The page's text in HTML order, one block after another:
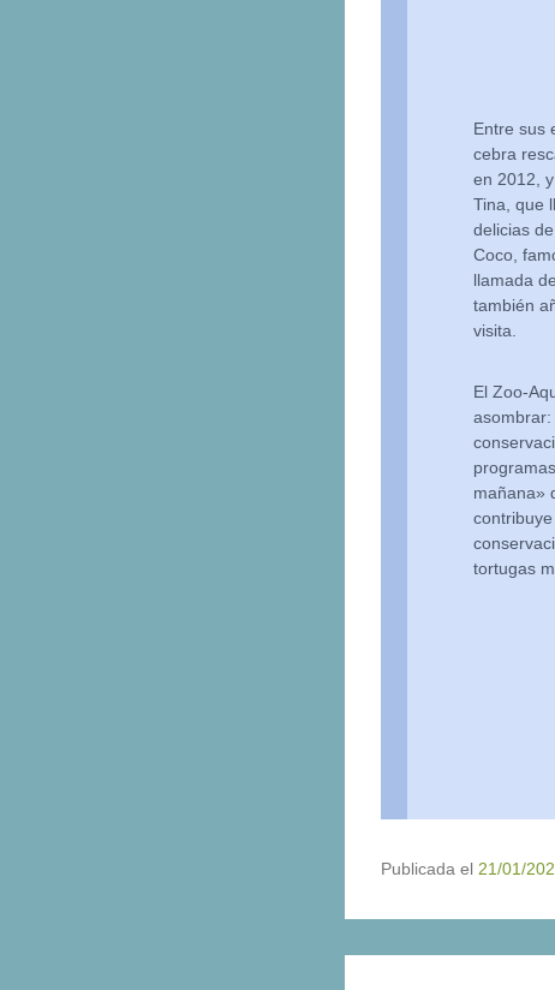
Entre sus
cebra
en 2012,
Tina, que
delicias
Coco,
llamada
también
visita.
El Zoo-
mañana»
tortugas
Publicada el 21/01/